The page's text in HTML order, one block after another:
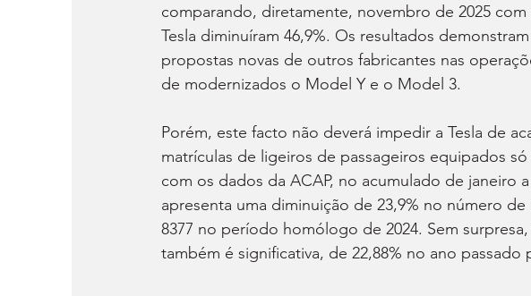
comparando, diretamente, novembro de 2025
Tesla diminuíram 46,9%. Os resultados
propostas novas de outros fabricantes nas
de modernizados o Model Y e o Model 3.
Porém, este facto não deverá impedir a Tesla de
matrículas de ligeiros de passageiros equipados
com os dados da ACAP, no acumulado de janeiro
apresenta uma diminuição de 23,9% no número
8377 no período homólogo de 2024. Sem
também é significativa, de 22,88% no ano passado